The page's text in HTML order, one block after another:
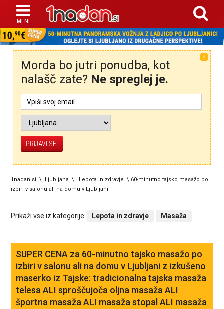
X
Morda bo jutri ponudba, kot
nalašč zate? Ne spreglej je.
1nadan.si \ Ljubljana \ Lepota in zdravje \ 60-minutno tajsko masažo po
izbiri v salonu ali na domu v Ljubljani
Prikaži vse iz kategorije: Lepota in zdravje Masaža
SUPER CENA za 60-minutno tajsko masažo po
izbiri v salonu ali na domu v Ljubljani z izkušeno
maserko iz Tajske: tradicionalna tajska masaža
telesa ALI sproščujoča oljna masaža ALI
športna masaža ALI masaža stopal ALI masaža